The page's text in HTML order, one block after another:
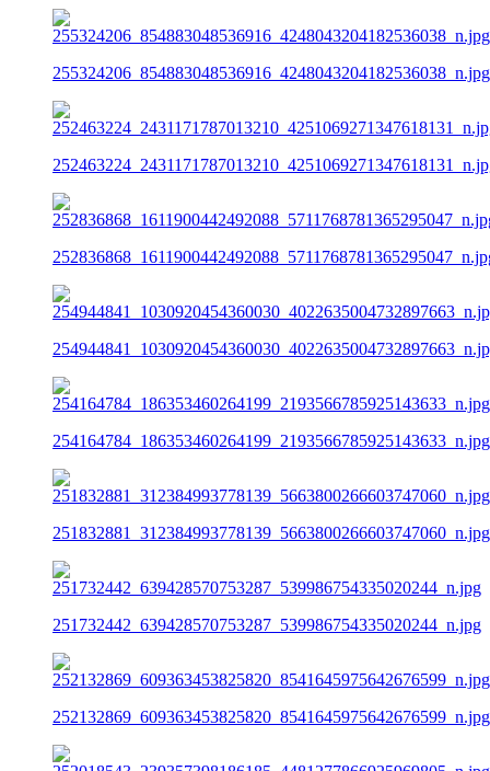
255324206_854883048536916_4248043204182536038_n.jpg
254164784_186353460264199_2193566785925143633_n.jpg
251832881_312384993778139_5663800266603747060_n.jpg
251732442_639428570753287_539986754335020244_n.jpg
252132869_609363453825820_8541645975642676599_n.jpg